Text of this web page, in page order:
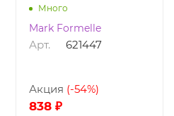
Много
Mark Formelle
Арт. 621447
838 ₽
Акция (-54%)